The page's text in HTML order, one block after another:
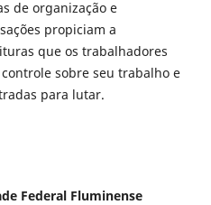
de organização e
propiciam a
que os trabalhadores
sobre seu trabalho e
para lutar.
Federal Fluminense